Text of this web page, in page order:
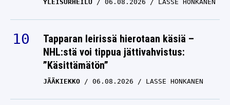
Tapparan leirissä hierotaan käsiä –
NHL:stä voi tippua jättivahvistus:
”Käsittämätön”
JÄÄKIEKKO 06.08.2026